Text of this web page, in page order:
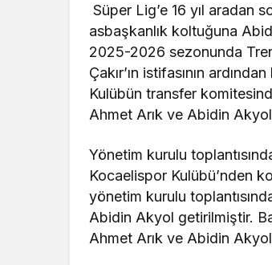
Süper Lig’e 16 yıl aradan
asbaşkanlık koltuğuna
2025-2026 sezonunda
Çakır’ın istifasının
Kulübün transfer
Ahmet Arık ve Abidin
Yönetim kurulu
Kocaelispor Kulübü’nden
yönetim kurulu
Abidin Akyol getirilmiştir.
Ahmet Arık ve Abidin